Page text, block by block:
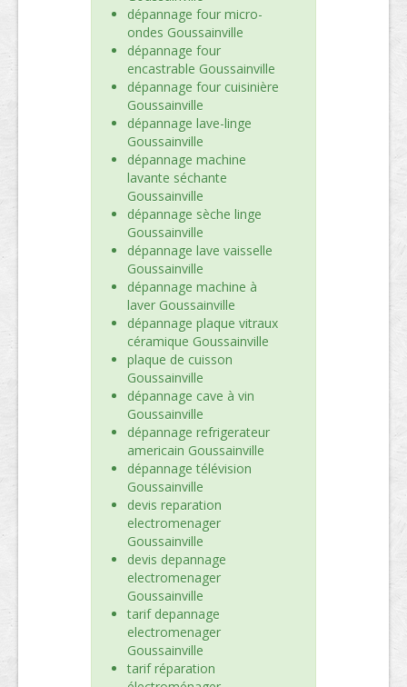
dépannage four micro-
ondes Goussainville
dépannage four
encastrable Goussainville
dépannage four cuisinière
Goussainville
dépannage lave-linge
Goussainville
dépannage machine
lavante séchante
Goussainville
dépannage sèche linge
Goussainville
dépannage lave vaisselle
Goussainville
dépannage machine à
laver Goussainville
dépannage plaque vitraux
céramique Goussainville
plaque de cuisson
Goussainville
dépannage cave à vin
Goussainville
dépannage refrigerateur
americain Goussainville
dépannage télévision
Goussainville
devis reparation
electromenager
Goussainville
devis depannage
electromenager
Goussainville
tarif depannage
electromenager
Goussainville
tarif réparation